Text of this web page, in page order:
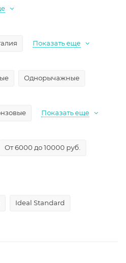
Показать еще
Однорычажные
Показать еще
От 6000 до 10000 руб.
Ideal Standard